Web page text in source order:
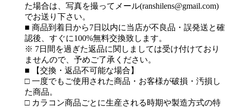
た場合は、写真を撮ってメール(ranshilens@gmail.com)
でお送り下さい。
■ 商品到着日から7日以内に当店が不良品・誤発送と確
認後、すぐに100%無料交換致します。
※ 7日間を過ぎた返品に関しましては受け付けており
ませんので、予めご了承ください。
■ 【交換・返品不可能な場合】
□ 一度でもご使用された商品・お客様が破損・汚損し
た商品。
□ カラコン商品ごとに生産される時期や製造方式の特